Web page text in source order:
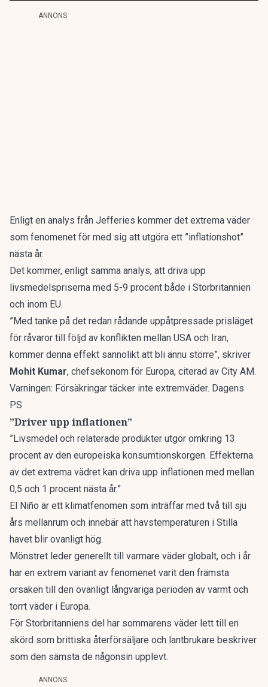
ANNONS
Enligt en analys från Jefferies kommer det extrema väder
som fenomenet för med sig att utgöra ett ”inflationshot”
nästa år.
Det kommer, enligt samma analys, att driva upp
livsmedelspriserna med 5-9 procent både i Storbritannien
och inom EU.
”Med tanke på det redan rådande uppåtpressade prisläget
för råvaror till följd av konflikten mellan USA och Iran,
kommer denna effekt sannolikt att bli ännu större”, skriver
Mohit Kumar, chefsekonom för Europa, citerad av City AM.
Varningen: Försäkringar täcker inte extremväder. Dagens
PS
”Driver upp inflationen”
”Livsmedel och relaterade produkter utgör omkring 13
procent av den europeiska konsumtionskorgen. Effekterna
av det extrema vädret kan driva upp inflationen med mellan
0,5 och 1 procent nästa år.”
El Niño är ett klimatfenomen som inträffar med två till sju
års mellanrum och innebär att havstemperaturen i Stilla
havet blir ovanligt hög.
Mönstret leder generellt till varmare väder globalt, och i år
har en extrem variant av fenomenet varit den främsta
orsaken till den ovanligt långvariga perioden av varmt och
torrt väder i Europa.
För Storbritanniens del har sommarens väder lett till en
skörd som brittiska återförsäljare och lantbrukare beskriver
som den sämsta de någonsin upplevt.
ANNONS